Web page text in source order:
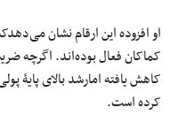
او افزوده این ارقام نشان
کاهش یافته امارشد بالای پایۀ
کرده است.